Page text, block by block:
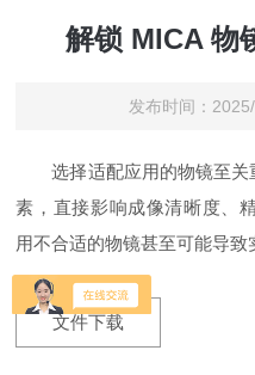
解锁 MICA 物
发布时间：
选择适配应⽤的物镜⾄
素，直接影响成像清晰度、
⽤不合适的物镜甚⾄可能导致
文件下载